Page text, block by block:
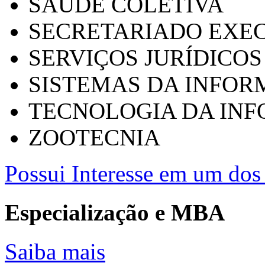
SECRETARIADO
SERVIÇOS
SISTEMAS DA
TECNOLOGIA DA
ZOOTECNIA
Possui Interesse em um
Especialização e MBA
Saiba mais